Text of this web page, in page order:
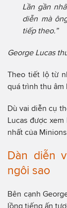
Lần gần
diễn mà
tiếp theo.”
George Lucas
Theo tiết lộ từ
quá trình thu âm
Dù vai diễn cụ
Lucas được
nhất của
Dàn diễn
ngôi sao
Bên cạnh
lồng tiếng ấn